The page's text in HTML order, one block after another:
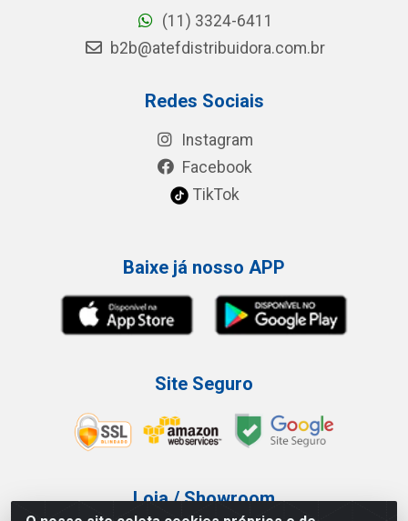
(11) 3324-6411
b2b@atefdistribuidora.com.br
Redes Sociais
Instagram
Facebook
TikTok
Baixe já nosso APP
Site Seguro
Loja / Showroom